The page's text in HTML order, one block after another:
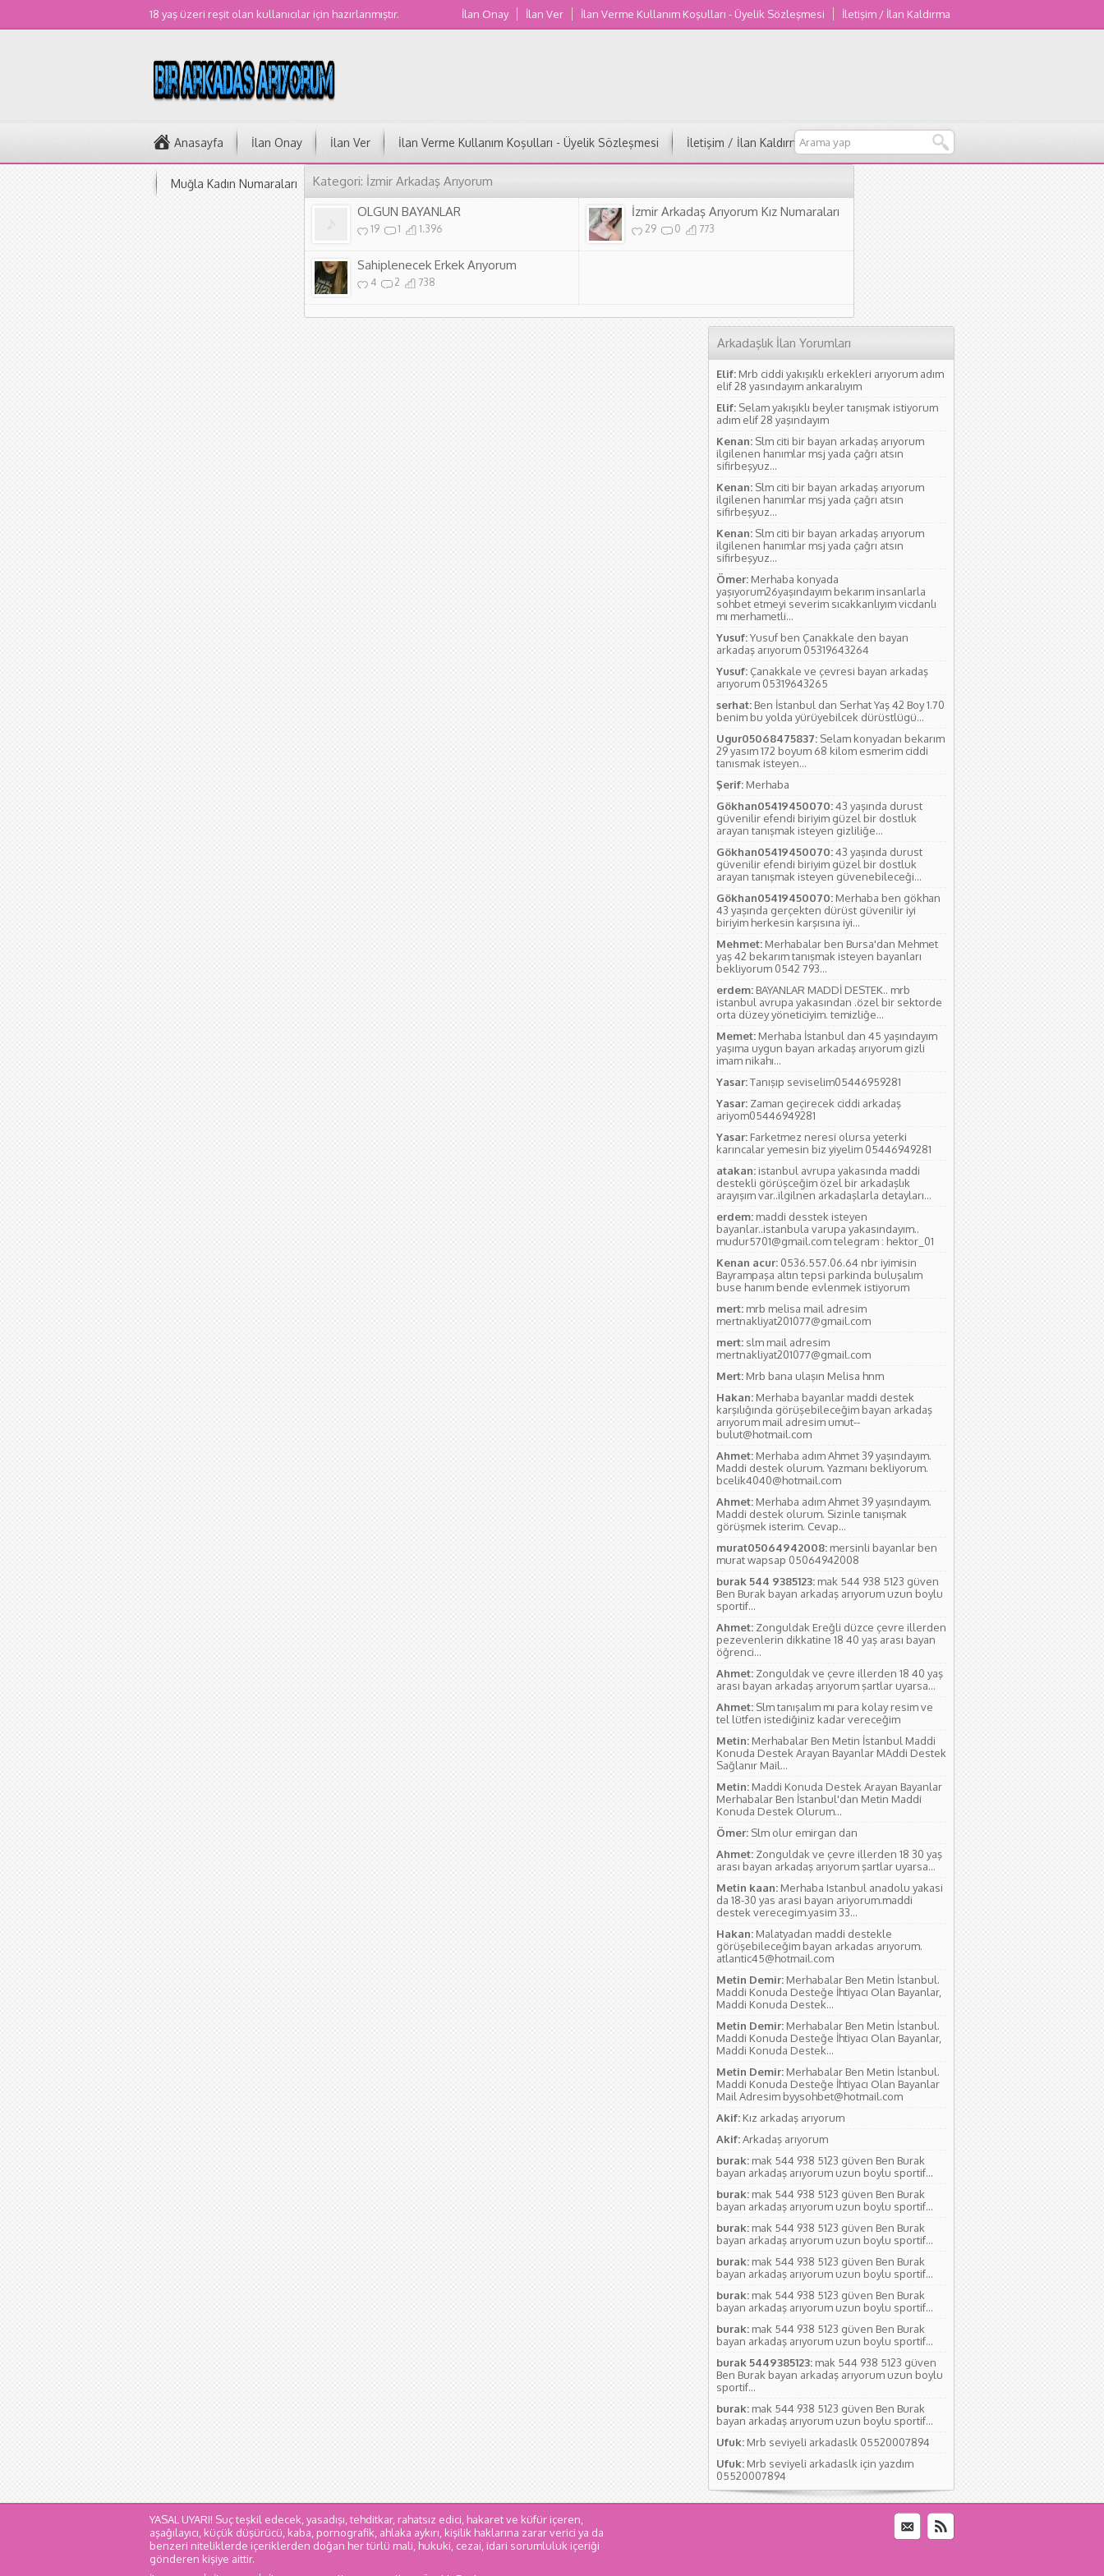
18 yaş üzeri reşit olan kullanıcılar için hazırlanmıştır. İlan Onay İlan Ver İlan Verme Kullanım Koşulları - Üyelik Sözleşmesi İletişim / İlan Kaldırma
Anasayfa İlan Onay İlan Ver İlan Verme Kullanım Koşulları - Üyelik Sözleşmesi İletişim / İlan Kaldırma
Muğla Kadın Numaraları
Kategori: İzmir Arkadaş Arıyorum
OLGUN BAYANLAR
19 1 1.396
İzmir Arkadaş Arıyorum Kız Numaraları
29 0 773
Sahiplenecek Erkek Arıyorum
4 2 738
Arkadaşlık İlan Yorumları
Elif: Mrb ciddi yakışıklı erkekleri arıyorum adım
elif 28 yasındayım ankaralıyım
Elif: Selam yakışıklı beyler tanışmak istiyorum
adım elif 28 yaşındayım
Kenan: Slm citi bir bayan arkadaş arıyorum
ilgilenen hanımlar msj yada çağrı atsın
sifirbeşyuz...
Kenan: Slm citi bir bayan arkadaş arıyorum
ilgilenen hanımlar msj yada çağrı atsın
sifirbeşyuz...
Kenan: Slm citi bir bayan arkadaş arıyorum
ilgilenen hanımlar msj yada çağrı atsın
sifirbeşyuz...
Ömer: Merhaba konyada
yaşıyorum26yaşındayım bekarım insanlarla
sohbet etmeyi severim sıcakkanlıyım vicdanlı
mı merhametli...
Yusuf:Yusuf ben Çanakkale den bayan
arkadaş arıyorum 05319643264
Yusuf: Çanakkale ve çevresi bayan arkadaş
arıyorum 05319643265
serhat: Ben İstanbul dan Serhat Yaş 42 Boy 1.70
benim bu yolda yürüyebilcek dürüstlügü...
Ugur05068475837: Selam konyadan bekarım
29 yasım 172 boyum 68 kilom esmerim ciddi
tanısmak isteyen...
Şerif: Merhaba
Gökhan05419450070:43 yaşında durust
güvenilir efendi biriyim güzel bir dostluk
arayan tanışmak isteyen gizliliğe...
Gökhan05419450070:43 yaşında durust
güvenilir efendi biriyim güzel bir dostluk
arayan tanışmak isteyen güvenebileceği...
Gökhan05419450070: Merhaba ben gökhan
43 yaşında gerçekten dürüst güvenilir iyi
biriyim herkesin karşısına iyi...
Mehmet: Merhabalar ben Bursa'dan Mehmet
yaş 42 bekarım tanışmak isteyen bayanları
bekliyorum 0542 793...
erdem: BAYANLAR MADDİ DESTEK.. mrb
istanbul avrupa yakasından .özel bir sektorde
orta düzey yöneticiyim. temizliğe...
Memet: Merhaba İstanbul dan 45 yaşındayım
yaşıma uygun bayan arkadaş arıyorum gizli
imam nikahı...
Yasar:Tanışıp seviselim05446959281
Yasar: Zaman geçirecek ciddi arkadaş
ariyom05446949281
Yasar: Farketmez neresi olursa yeterki
karıncalar yemesin biz yiyelim 05446949281
atakan: istanbul avrupa yakasında maddi
destekli görüşceğim özel bir arkadaşlık
arayışım var..ilgilnen arkadaşlarla detayları...
erdem: maddi desstek isteyen
bayanlar..istanbula varupa yakasındayım..
mudur5701@gmail.com telegram : hektor_01
Kenan acur: 0536.557.06.64 nbr iyimisin
Bayrampaşa altın tepsi parkinda buluşalım
buse hanım bende evlenmek istiyorum
mert: mrb melisa mail adresim
mertnakliyat201077@gmail.com
mert: slm mail adresim
mertnakliyat201077@gmail.com
Mert: Mrb bana ulaşın Melisa hnm
Hakan: Merhaba bayanlar maddi destek
karşılığında görüşebileceğim bayan arkadaş
arıyorum mail adresim umut--
bulut@hotmail.com
Ahmet: Merhaba adım Ahmet 39 yaşındayım.
Maddi destek olurum. Yazmanı bekliyorum.
bcelik4040@hotmail.com
Ahmet: Merhaba adım Ahmet 39 yaşındayım.
Maddi destek olurum. Sizinle tanışmak
görüşmek isterim. Cevap...
murat05064942008: mersinli bayanlar ben
murat wapsap 05064942008
burak 544 9385123: mak 544 938 5123 güven
Ben Burak bayan arkadaş arıyorum uzun boylu
sportif...
Ahmet: Zonguldak Ereğli düzce çevre illerden
pezevenlerin dikkatine 18 40 yaş arası bayan
öğrenci...
Ahmet: Zonguldak ve çevre illerden 18 40 yaş
arası bayan arkadaş arıyorum şartlar uyarsa...
Ahmet: Slm tanışalım mı para kolay resim ve
tel lütfen istediğiniz kadar vereceğim
Metin: Merhabalar Ben Metin İstanbul Maddi
Konuda Destek Arayan Bayanlar MAddi Destek
Sağlanır Mail...
Metin: Maddi Konuda Destek Arayan Bayanlar
Merhabalar Ben İstanbul'dan Metin Maddi
Konuda Destek Olurum...
Ömer: Slm olur emirgan dan
Ahmet: Zonguldak ve çevre illerden 18 30 yaş
arası bayan arkadaş arıyorum şartlar uyarsa...
Metin kaan: Merhaba Istanbul anadolu yakasi
da 18-30 yas arasi bayan ariyorum.maddi
destek verecegim.yasim 33...
Hakan: Malatyadan maddi destekle
görüşebileceğim bayan arkadas arıyorum.
atlantic45@hotmail.com
Metin Demir: Merhabalar Ben Metin İstanbul.
Maddi Konuda Desteğe İhtiyacı Olan Bayanlar,
Maddi Konuda Destek...
Metin Demir: Merhabalar Ben Metin İstanbul.
Maddi Konuda Desteğe İhtiyacı Olan Bayanlar,
Maddi Konuda Destek...
Metin Demir: Merhabalar Ben Metin İstanbul.
Maddi Konuda Desteğe İhtiyacı Olan Bayanlar
Mail Adresim byysohbet@hotmail.com
Akif: Kız arkadaş arıyorum
Akif:Arkadaş arıyorum
burak: mak 544 938 5123 güven Ben Burak
bayan arkadaş arıyorum uzun boylu sportif...
burak: mak 544 938 5123 güven Ben Burak
bayan arkadaş arıyorum uzun boylu sportif...
burak: mak 544 938 5123 güven Ben Burak
bayan arkadaş arıyorum uzun boylu sportif...
burak: mak 544 938 5123 güven Ben Burak
bayan arkadaş arıyorum uzun boylu sportif...
burak: mak 544 938 5123 güven Ben Burak
bayan arkadaş arıyorum uzun boylu sportif...
burak: mak 544 938 5123 güven Ben Burak
bayan arkadaş arıyorum uzun boylu sportif...
burak 5449385123: mak 544 938 5123 güven
Ben Burak bayan arkadaş arıyorum uzun boylu
sportif...
burak: mak 544 938 5123 güven Ben Burak
bayan arkadaş arıyorum uzun boylu sportif...
Ufuk: Mrb seviyeli arkadaslk 05520007894
Ufuk: Mrb seviyeli arkadaslk için yazdım
05520007894
YASAL UYARI! Suç teşkil edecek, yasadışı, tehditkar, rahatsız edici, hakaret ve küfür içeren,
aşağılayıcı, küçük düşürücü, kaba, pornografik, ahlaka aykırı, kişilik haklarına zarar verici ya da
benzeri niteliklerde içeriklerden doğan her türlü mali, hukuki, cezai, idari sorumluluk içeriği
gönderen kişiye aittir.